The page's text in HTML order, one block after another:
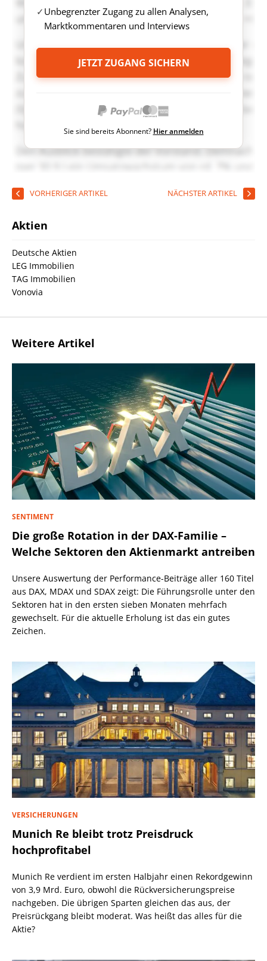
Unbegrenzter Zugang zu allen Analysen,
Marktkommentaren und Interviews
JETZT ZUGANG SICHERN
Sie sind bereits Abonnent? Hier anmelden
VORHERIGER ARTIKEL NÄCHSTER ARTIKEL
Aktien
Deutsche Aktien
LEG Immobilien
TAG Immobilien
Vonovia
Weitere Artikel
SENTIMENT
Die große Rotation in der DAX-Familie –
Welche Sektoren den Aktienmarkt antreiben
Unsere Auswertung der Performance-Beiträge aller 160 Titel
aus DAX, MDAX und SDAX zeigt: Die Führungsrolle unter den
Sektoren hat in den ersten sieben Monaten mehrfach
gewechselt. Für die aktuelle Erholung ist das ein gutes
Zeichen.
VERSICHERUNGEN
Munich Re bleibt trotz Preisdruck
hochprofitabel
Munich Re verdient im ersten Halbjahr einen Rekordgewinn
von 3,9 Mrd. Euro, obwohl die Rückversicherungspreise
nachgeben. Die übrigen Sparten gleichen das aus, der
Preisrückgang bleibt moderat. Was heißt das alles für die
Aktie?